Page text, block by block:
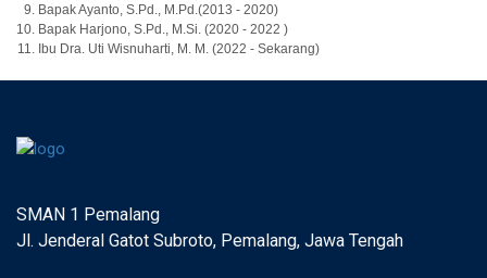
Bapak Ayanto, S.Pd., M.Pd.(2013 - 2020)
Bapak Harjono, S.Pd., M.Si. (2020 - 2022 )
Ibu Dra. Uti Wisnuharti, M. M. (2022 - Sekarang)
SMAN 1 Pemalang
Jl. Jenderal Gatot Subroto, Pemalang, Jawa Tengah